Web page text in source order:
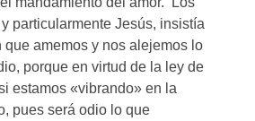
particularmente Jesús, insistía
que amemos y nos alejemos lo
porque en virtud de la ley de
estamos «vibrando» en la
pues será odio lo que